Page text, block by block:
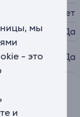
мы
- это
и
Нет
Да
Да